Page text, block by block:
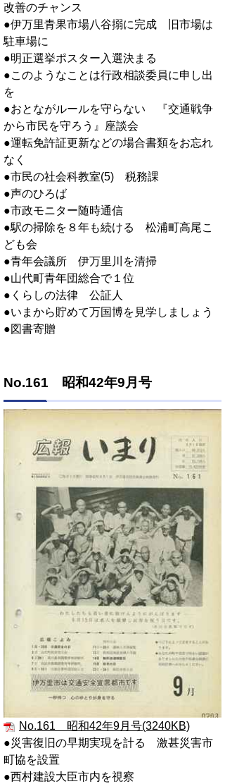
改善のチャンス
●伊万里青果市場八谷搦に完成 旧市場は
駐車場に
●明正選挙ポスター入選決まる
●このようなことは行政相談委員に申し出
を
●おとながルールを守らない 『交通戦争
から市民を守ろう』座談会
●運転免許証更新などの場合書類をお忘れ
なく
●市民の社会科教室(5) 税務課
●声のひろば
●市政モニター随時通信
●駅の掃除を８年も続ける 松浦町高尾こ
ども会
●青年会議所 伊万里川を清掃
●山代町青年団総合で１位
●くらしの法律 公証人
●いまから貯めて万国博を見学しましょう
●図書寄贈
No.161 昭和42年9月号
No.161 昭和42年9月号(3240KB)
●災害復旧の早期実現を計る 激甚災害市
町協を設置
●西村建設大臣市内を視察